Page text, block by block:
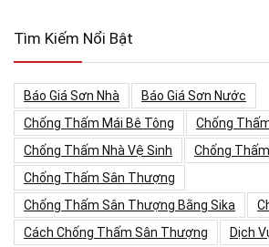
Tìm Kiếm Nổi Bật
Báo Giá Sơn Nhà
Báo Giá Sơn Nước
Chống Thấm Mái Bê Tông
Chống
Chống Thấm Nhà Vệ Sinh
Chống
Chống Thấm Sân Thượng
Chống Thấm Sân Thượng Bằng Sika
Cách Chống Thấm Sân Thượng
Dịch